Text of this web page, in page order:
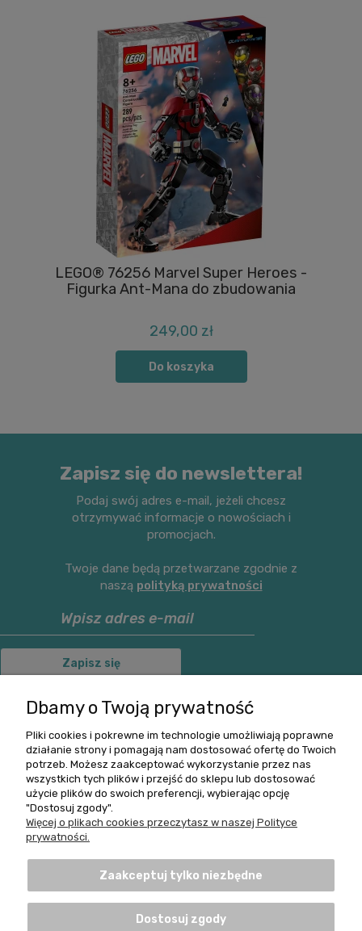
LEGO® 76256 Marvel Super Heroes -
Figurka Ant-Mana do zbudowania
249,00 zł
Do koszyka
Zapisz się do newslettera!
Podaj swój adres e-mail, jeżeli chcesz
otrzymywać informacje o nowościach i
promocjach.
Twoje dane będą przetwarzane zgodnie z
naszą polityką prywatności
Zapisz się
O nas
Informacje
Pomoc
Dbamy o Twoją prywatność
Pliki cookies i pokrewne im technologie umożliwiają poprawne
działanie strony i pomagają nam dostosować ofertę do Twoich
potrzeb. Możesz zaakceptować wykorzystanie przez nas
wszystkich tych plików i przejść do sklepu lub dostosować
użycie plików do swoich preferencji, wybierając opcję
"Dostosuj zgody".
Więcej o plikach cookies przeczytasz w naszej Polityce
prywatności.
Zaakceptuj tylko niezbędne
Dostosuj zgody